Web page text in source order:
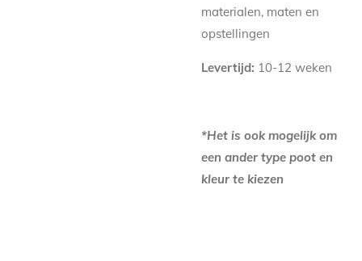
materialen, maten en
opstellingen
Levertijd: 10-12 weken
*Het is ook mogelijk om
een ander type poot en
kleur te kiezen